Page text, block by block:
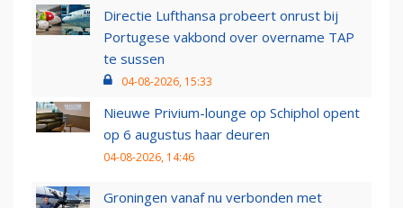
Directie Lufthansa probeert onrust bij
Portugese vakbond over overname TAP
te sussen
04-08-2026, 15:33
Nieuwe Privium-lounge op Schiphol opent
op 6 augustus haar deuren
04-08-2026, 14:46
Groningen vanaf nu verbonden met